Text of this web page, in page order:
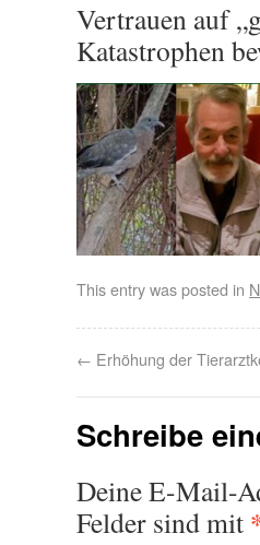
Vertrauen auf
Katastrophen
This entry was posted in
← Erhöhung der
Schreibe
Deine E-Mail-
Felder sind mit